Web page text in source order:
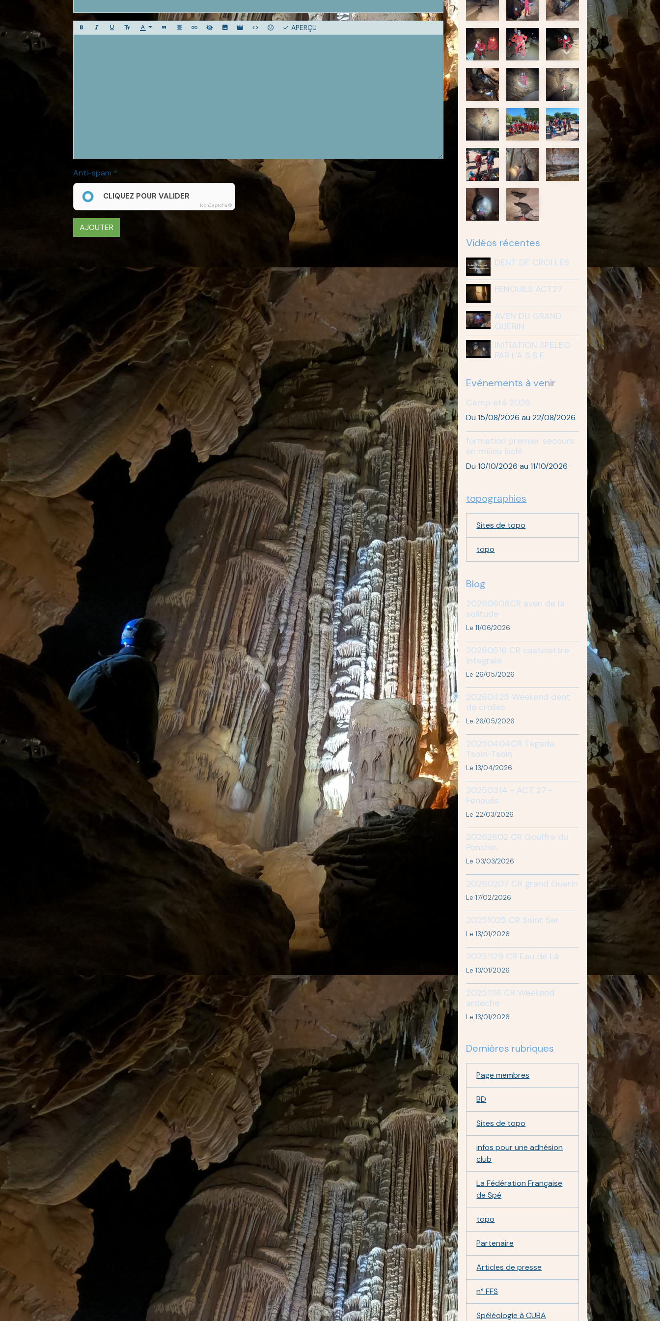
APERÇU
Anti-spam
CLIQUEZ POUR VALIDER
IconCaptcha ©
AJOUTER
Vidéos récentes
DENT DE CROLLES
FENOUILS ACT27
AVEN DU GRAND
GUERIN
INITIATION SPELEO
PAR L'A S S E
Evénements à venir
Camp été 2026
Du 15/08/2026 au 22/08/2026
formation premier secours
en milieu isolé
Du 10/10/2026 au 11/10/2026
topographies
Sites de topo
topo
Blog
20260608CR aven de la
solitude
Le 11/06/2026
20260516 CR castelettre
integrale
Le 26/05/2026
20260425 Weekend dent
de crolles
Le 26/05/2026
20250404CR Tagada
Tsoin-Tsoin
Le 13/04/2026
20250314 - ACT 27 -
Fenouils
Le 22/03/2026
20262802 CR Gouffre du
Ponchin
Le 03/03/2026
20260207 CR grand Guerin
Le 17/02/2026
20251025 CR Saint Ser
Le 13/01/2026
20251129 CR Eau de Là
Le 13/01/2026
20251116 CR Weekend
ardeche
Le 13/01/2026
Dernières rubriques
Page membres
BD
Sites de topo
infos pour une adhésion
club
La Fédération Française
de Spé
topo
Partenaire
Articles de presse
n° FFS
Spéléologie à CUBA